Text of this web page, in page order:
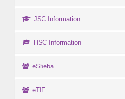
JSC Information
HSC Information
eSheba
eTIF